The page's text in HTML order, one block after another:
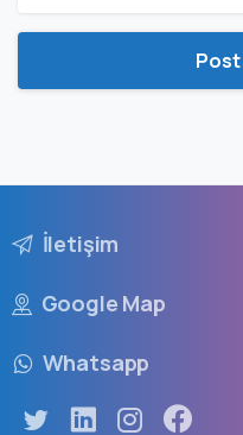
İletişim
Google Map
Whatsapp